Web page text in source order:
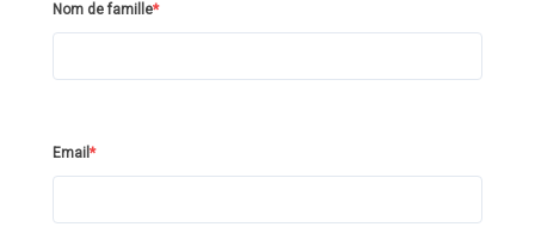
Nom de famille*
Email *